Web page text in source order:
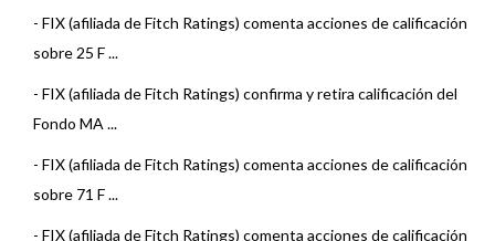
- FIX (afiliada de Fitch Ratings) comenta acciones de calificación
sobre 25 F ...
- FIX (afiliada de Fitch Ratings) confirma y retira calificación del
Fondo MA ...
- FIX (afiliada de Fitch Ratings) comenta acciones de calificación
sobre 71 F ...
- FIX (afiliada de Fitch Ratings) comenta acciones de calificación